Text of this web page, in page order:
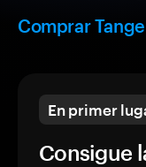
Comprar
En primer
Consigue